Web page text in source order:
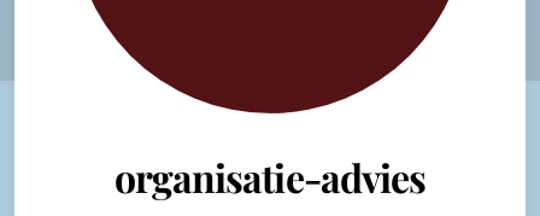
organisatie-advies